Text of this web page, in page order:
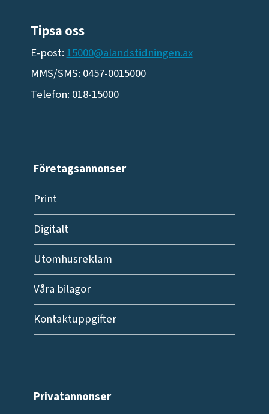
Tipsa oss
E-post: 15000@alandstidningen.ax
MMS/SMS: 0457-0015000
Telefon: 018-15000
Företagsannonser
Print
Digitalt
Utomhusreklam
Våra bilagor
Kontaktuppgifter
Privatannonser